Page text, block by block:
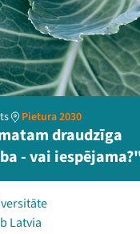
Pietura 2030
draudzīga
- vai
Latvia